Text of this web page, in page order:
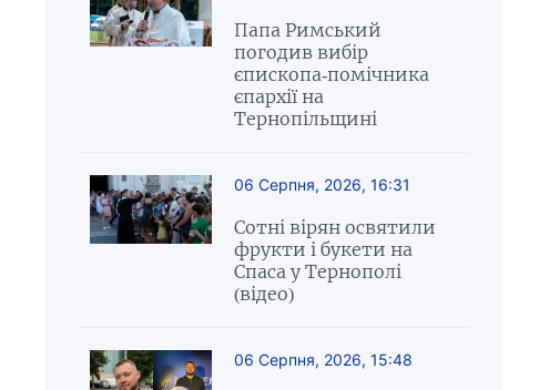
Папа Римський
погодив вибір
єпископа-помічника
єпархії на
Тернопільщині
06 Серпня, 2026, 16:31
Сотні вірян освятили
фрукти і букети на
Спаса у Тернополі
(відео)
06 Серпня, 2026, 15:48